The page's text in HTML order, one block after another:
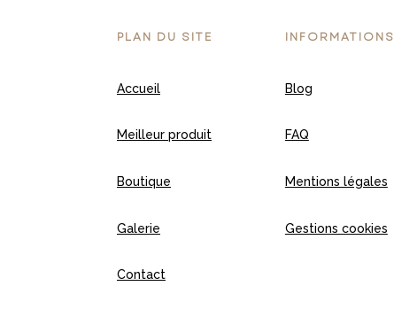
PLAN DU SITE
Accueil
Meilleur produit
Boutique
Galerie
Contact
INFORMATIONS
Blog
FAQ
Mentions légales
Gestions cookies